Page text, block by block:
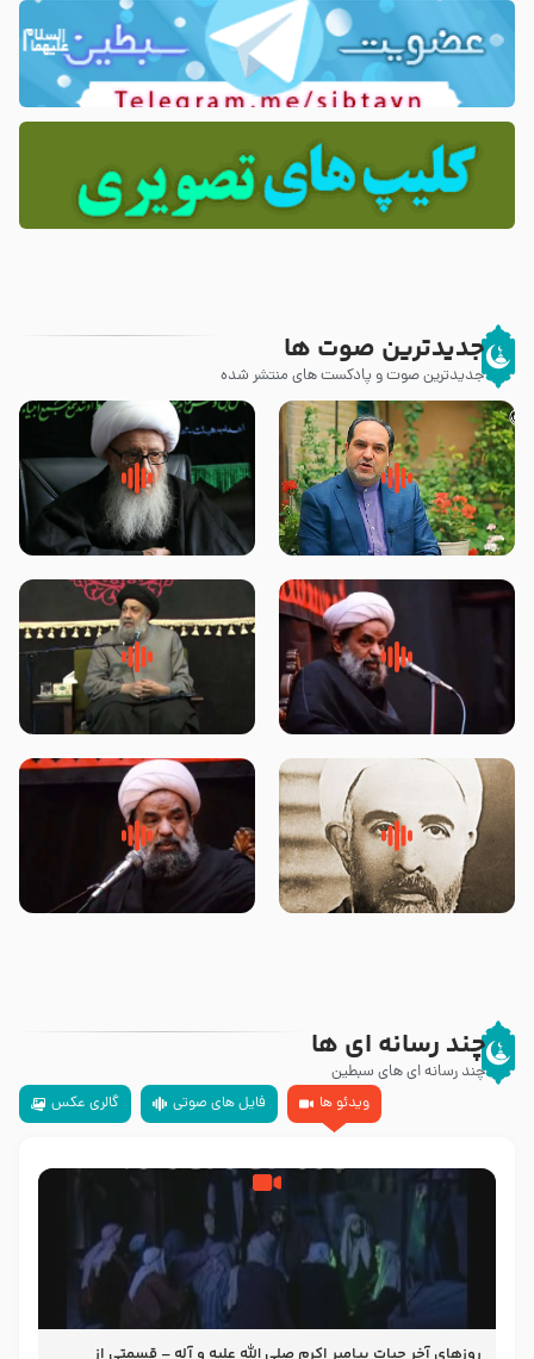
جدیدترین صوت ها
جدیدترین صوت و پادکست های منتشر شده
پیامبر صلی الله علیه وآله و سلم
فرمودند وای بر بچه های آخر
زوّار اربعین امام حسین (علیه
السلام) با این اشتیاق به زیارت
روضه جانسوز پاره های جگر امام
حسن مجتبی علیه السلام-حجت
لقب حضرت رقیه سلام الله علیها به
چه معناست – حجت الاسلام علوی
روضه‌ی مجلس یزید ملعون و
اسارت اهل‌بیت علیهم‌السلام –
سلام جوانی که امام حسین علیه
السلام خودش جوابش را دادند
چند رسانه ای ها
چند رسانه ای های سبطین
ویدئو ها
فایل های صوتی گالری عکس
روزهای آخر حیات پیامبر اکرم صلی الله علیه و آله – قسمتی از